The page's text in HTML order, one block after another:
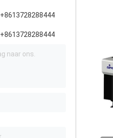
+8613728288444
+8613728288444